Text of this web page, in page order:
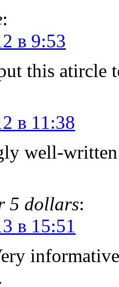
:
в 9:53
this atircle
в 11:38
well-
5 dollars:
в 15:51